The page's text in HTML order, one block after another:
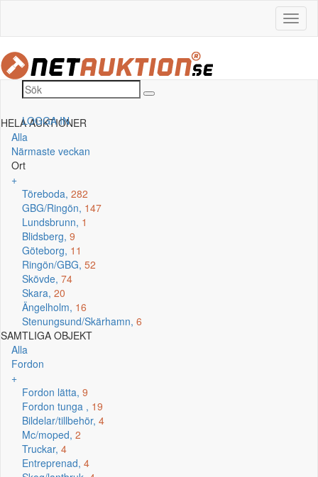
LOGGA IN
HELA AUKTIONER
Alla
Närmaste veckan
Ort
+
Töreboda, 282
GBG/Ringön, 147
Lundsbrunn, 1
Blidsberg, 9
Göteborg, 11
Ringön/GBG, 52
Skövde, 74
Skara, 20
Ängelholm, 16
Stenungsund/Skärhamn, 6
SAMTLIGA OBJEKT
Alla
Fordon
+
Fordon lätta, 9
Fordon tunga , 19
Bildelar/tillbehör, 4
Mc/moped, 2
Truckar, 4
Entreprenad, 4